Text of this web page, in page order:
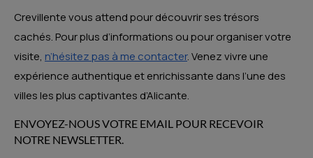
Crevillente vous attend pour découvrir ses trésors
cachés. Pour plus d’informations ou pour organiser votre
visite, n’hésitez pas à me contacter. Venez vivre une
expérience authentique et enrichissante dans l’une des
villes les plus captivantes d’Alicante.
ENVOYEZ-NOUS VOTRE EMAIL POUR RECEVOIR
NOTRE NEWSLETTER.